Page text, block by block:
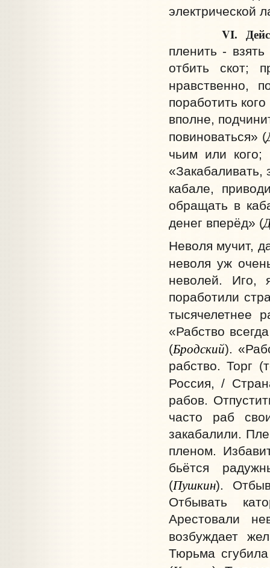
электрической
VI. Действие.
пленить -
отбить скот;
нравственно,
поработить
вполне,
повиноваться» (
чьим или кого;
«Закабаливать,
кабале,
обращать в
денег вперёд» (
Неволя мучит,
неволя уж
неволей. Иго,
поработили
тысячелетнее
«Рабство
(Бродский).
рабство. Торг
Россия, /
рабов.
часто раб
закабалили.
пленом.
бьётся
(Пушкин).
Отбывать
Арестовали
возбуждает
Тюрьма